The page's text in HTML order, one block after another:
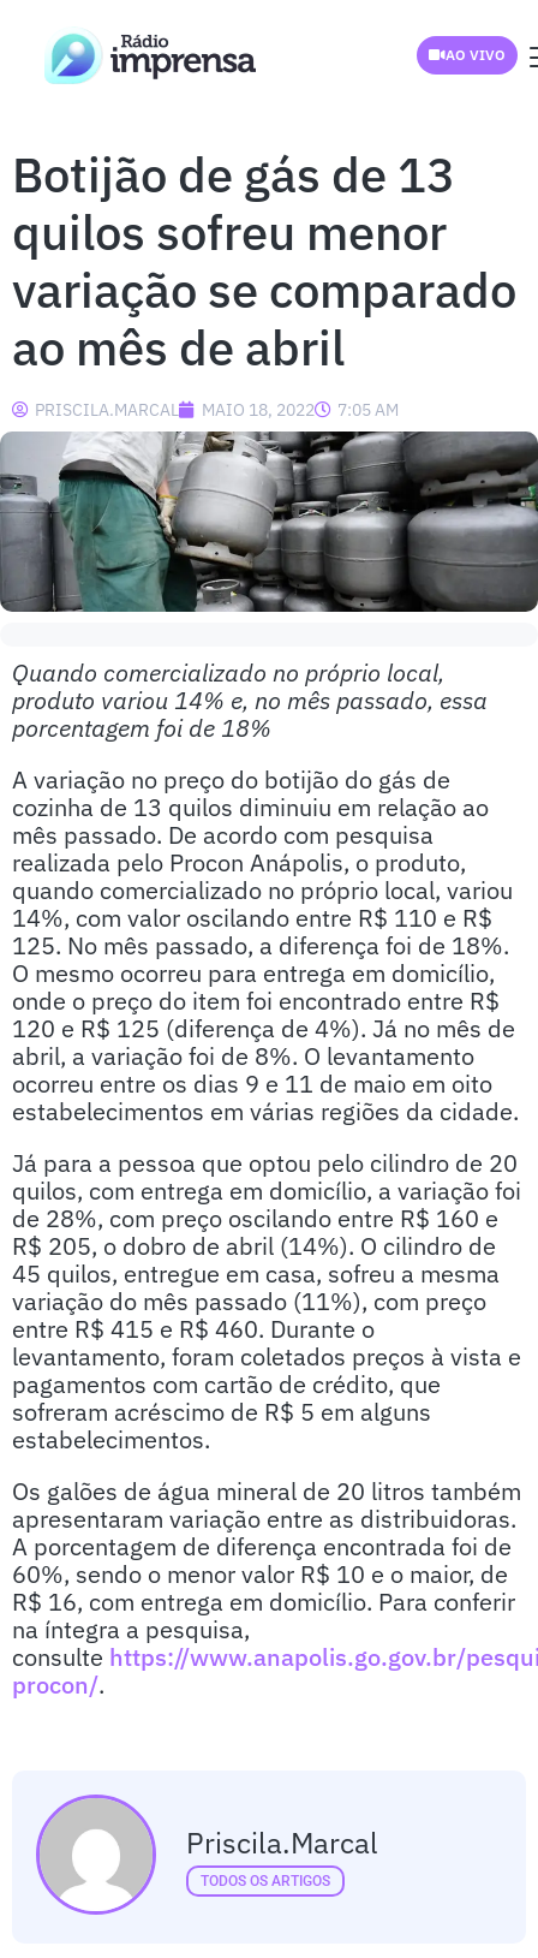
AO VIVO
Botijão de gás de 13
quilos sofreu menor
variação se comparado
ao mês de abril
PRISCILA.MARCAL MAIO 18, 2022 7:05 AM
Quando comercializado no próprio local,
produto variou 14% e, no mês passado, essa
porcentagem foi de 18%
A variação no preço do botijão do gás de
cozinha de 13 quilos diminuiu em relação ao
mês passado. De acordo com pesquisa
realizada pelo Procon Anápolis, o produto,
quando comercializado no próprio local, variou
14%, com valor oscilando entre R$ 110 e R$
125. No mês passado, a diferença foi de 18%.
O mesmo ocorreu para entrega em domicílio,
onde o preço do item foi encontrado entre R$
120 e R$ 125 (diferença de 4%). Já no mês de
abril, a variação foi de 8%. O levantamento
ocorreu entre os dias 9 e 11 de maio em oito
estabelecimentos em várias regiões da cidade.
Já para a pessoa que optou pelo cilindro de 20
quilos, com entrega em domicílio, a variação foi
de 28%, com preço oscilando entre R$ 160 e
R$ 205, o dobro de abril (14%). O cilindro de
45 quilos, entregue em casa, sofreu a mesma
variação do mês passado (11%), com preço
entre R$ 415 e R$ 460. Durante o
levantamento, foram coletados preços à vista e
pagamentos com cartão de crédito, que
sofreram acréscimo de R$ 5 em alguns
estabelecimentos.
Os galões de água mineral de 20 litros também
apresentaram variação entre as distribuidoras.
A porcentagem de diferença encontrada foi de
60%, sendo o menor valor R$ 10 e o maior, de
R$ 16, com entrega em domicílio. Para conferir
na íntegra a pesquisa,
consulte https://www.anapolis.go.gov.br/
procon/.
Priscila.marcal
TODOS OS ARTIGOS